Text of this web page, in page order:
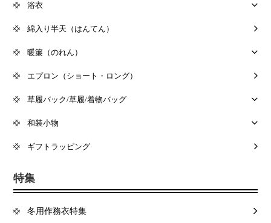
浴衣
綿入り半天（はんてん）
暖簾（のれん）
エプロン（ショート・ロング）
草履バック/草履/着物バッグ
和装小物
ギフトラッピング
特集
冬用作務衣特集